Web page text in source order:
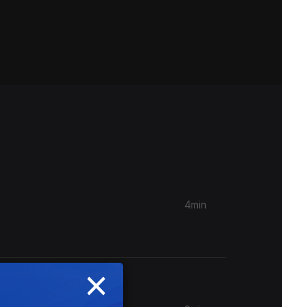
4min
×